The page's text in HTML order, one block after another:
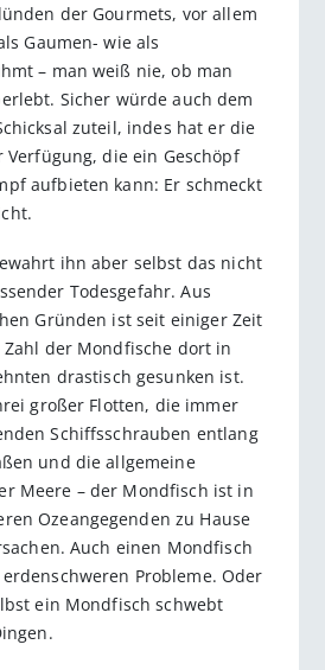
der Gourmets, vor allem
Gaumen- wie als
– man weiß nie, ob man
Sicher würde auch dem
zuteil, indes hat er die
Verfügung, die ein Geschöpf
aufbieten kann: Er schmeckt
ihn aber selbst das nicht
Todesgefahr. Aus
Gründen ist seit einiger Zeit
der Mondfische dort in
drastisch gesunken ist.
großer Flotten, die immer
Schiffsschrauben entlang
und die allgemeine
Meere – der Mondfisch ist in
Ozeangegenden zu Hause
Auch einen Mondfisch
Probleme. Oder
ein Mondfisch schwebt